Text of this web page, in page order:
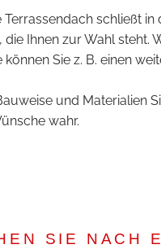
Terrassendach schließt
die Ihnen zur Wahl steht.
können Sie z. B. einen
und Materialien
wahr.
SIE NACH